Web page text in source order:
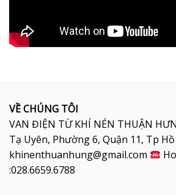
VỀ CHÚNG TÔI
VAN ĐIỆN TỪ KHÍ NÉN THUẬN
Tạ Uyên, Phường 6, Quận 11, Tp
khinenthuanhung@gmail.com
:028.6659.6788